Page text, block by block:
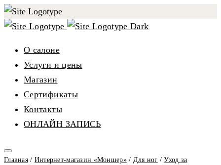
О салоне
Услуги и цены
Магазин
Сертификаты
Контакты
ОНЛАЙН ЗАПИСЬ
Главная/ Интернет-магазин «Моншер»/ Для ног /Уход за